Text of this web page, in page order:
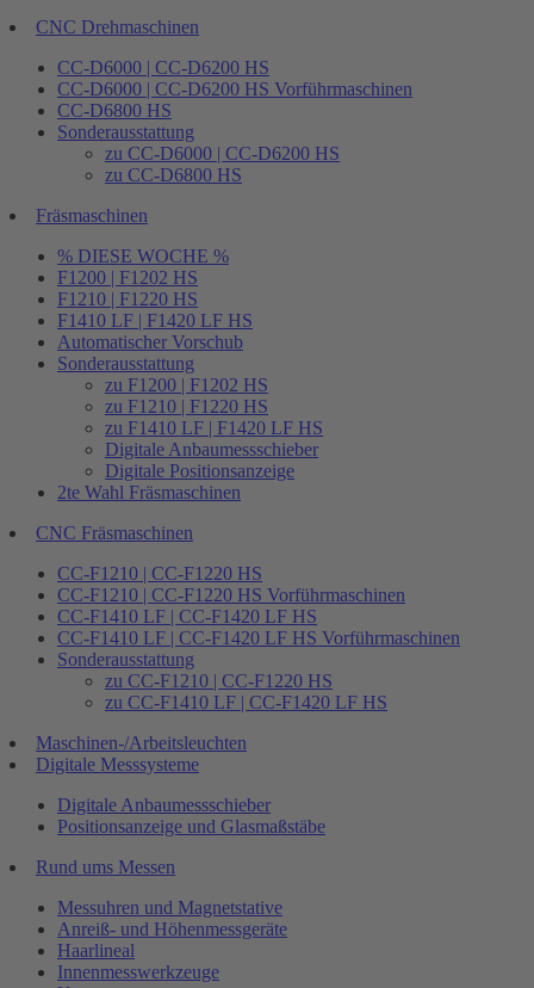
CNC Drehmaschinen
CC-D6000 | CC-D6200 HS
CC-D6000 | CC-D6200 HS Vorführmaschinen
CC-D6800 HS
Sonderausstattung
zu CC-D6000 | CC-D6200 HS
zu CC-D6800 HS
Fräsmaschinen
% DIESE WOCHE %
F1200 | F1202 HS
F1210 | F1220 HS
F1410 LF | F1420 LF HS
Automatischer Vorschub
Sonderausstattung
zu F1200 | F1202 HS
zu F1210 | F1220 HS
zu F1410 LF | F1420 LF HS
Digitale Anbaumessschieber
Digitale Positionsanzeige
2te Wahl Fräsmaschinen
CNC Fräsmaschinen
CC-F1210 | CC-F1220 HS
CC-F1210 | CC-F1220 HS Vorführmaschinen
CC-F1410 LF | CC-F1420 LF HS
CC-F1410 LF | CC-F1420 LF HS Vorführmaschinen
Sonderausstattung
zu CC-F1210 | CC-F1220 HS
zu CC-F1410 LF | CC-F1420 LF HS
Maschinen-/Arbeitsleuchten
Digitale Messsysteme
Digitale Anbaumessschieber
Positionsanzeige und Glasmaßstäbe
Rund ums Messen
Messuhren und Magnetstative
Anreiß- und Höhenmessgeräte
Haarlineal
Innenmesswerkzeuge